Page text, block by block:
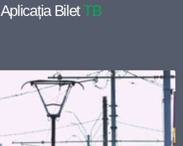
Aplicația BiletTB